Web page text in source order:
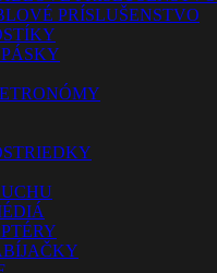
PRÍSLUŠENSTVO